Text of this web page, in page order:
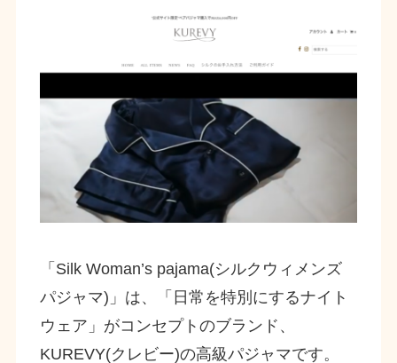
「Silk Woman’s pajama(シルクウィメンズ
パジャマ)」は、「日常を特別にするナイト
ウェア」がコンセプトのブランド、
KUREVY(クレビー)の高級パジャマです。